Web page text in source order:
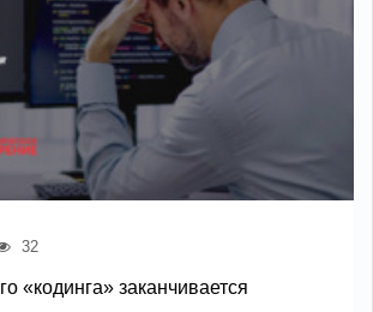
32
«кодинга» заканчивается